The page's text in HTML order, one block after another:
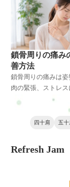
化しやすく、肩こり
つながります。原
の改善方法まで詳
鎖骨周りの痛み
善方法
鎖骨周りの痛みは
肉の緊張、ストレス
で起こることがあり
すると肩こりや呼吸
つながるため、原
四十肩 五十
Refresh Jam